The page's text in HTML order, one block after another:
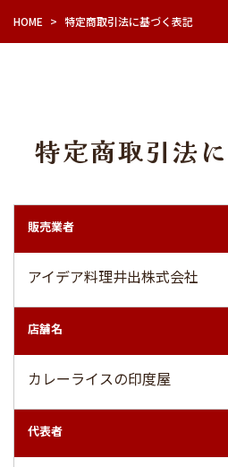
HOME > 特定商取引法に基づく表記
特定商取引法
販売業者
アイデア料理井出株式会社
店舗名
カレーライスの印度屋
代表者